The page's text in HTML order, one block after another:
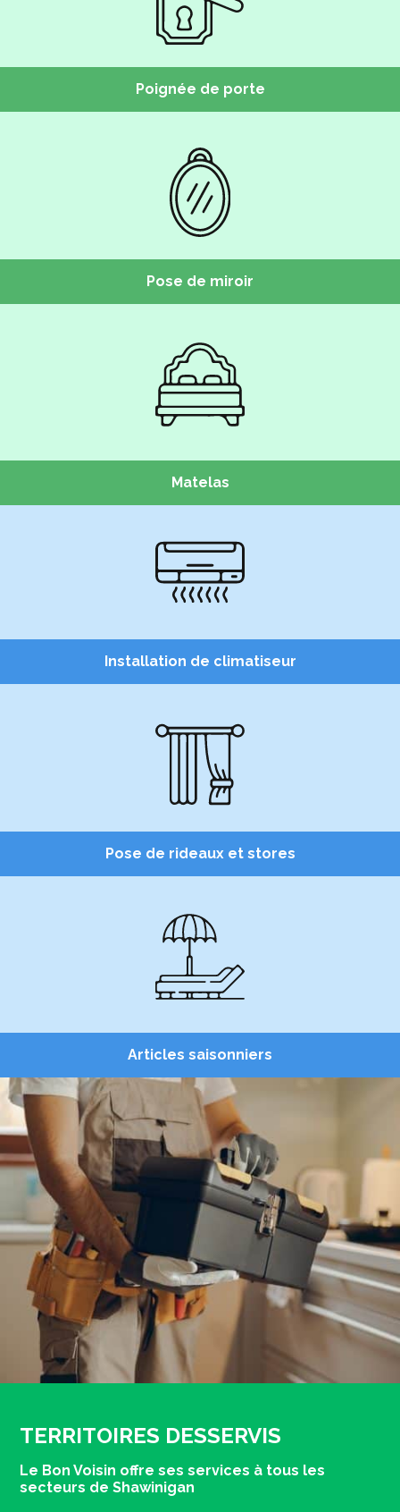
Poignée de porte
Pose de miroir
Matelas
Installation de climatiseur
Pose de rideaux et stores
Articles saisonniers
TERRITOIRES DESSERVIS
Le Bon Voisin offre ses services à tous les
secteurs de Shawinigan